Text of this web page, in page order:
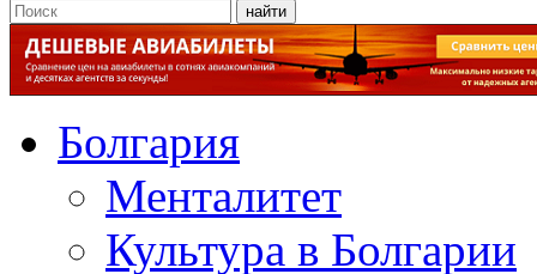
найти
Болгария
Менталитет
Культура в Болгарии